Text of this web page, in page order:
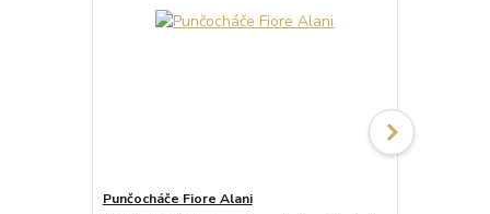
Punčocháče Fiore Alani